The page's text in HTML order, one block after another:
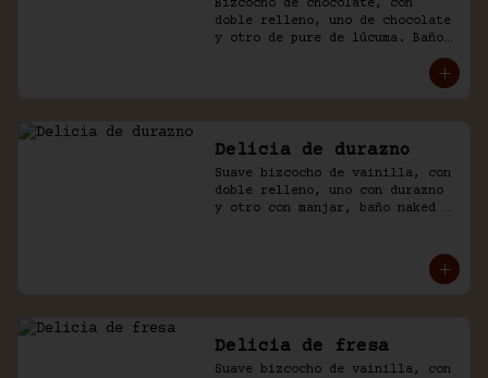
Bizcocho de chocolate, con
doble relleno, uno de chocolate
y otro de pure de lúcuma. Baño
Delicia de durazno
Suave bizcocho de vainilla, con
doble relleno, uno con durazno
y otro con manjar, baño naked
Delicia de fresa
Suave bizcocho de vainilla, con